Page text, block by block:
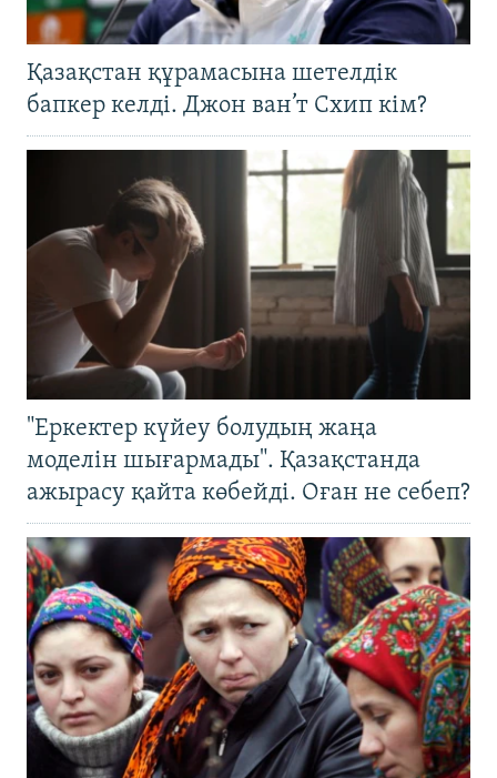
Қазақстан құрамасына шетелдік
бапкер келді. Джон ван’т Схип кім?
"Еркектер күйеу болудың жаңа
моделін шығармады". Қазақстанда
ажырасу қайта көбейді. Оған не себеп?